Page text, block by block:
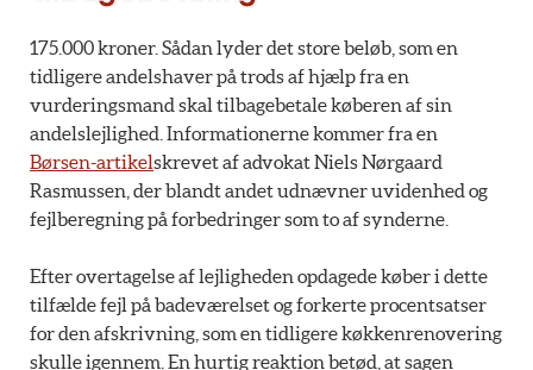
175.000 kroner. Sådan lyder det store beløb, som en
tidligere andelshaver på trods af hjælp fra en
vurderingsmand skal tilbagebetale køberen af sin
andelslejlighed. Informationerne kommer fra en
Børsen-artikelskrevet af advokat Niels Nørgaard
Rasmussen, der blandt andet udnævner uvidenhed og
fejlberegning på forbedringer som to af synderne.
Efter overtagelse af lejligheden opdagede køber i dette
tilfælde fejl på badeværelset og forkerte procentsatser
for den afskrivning, som en tidligere køkkenrenovering
skulle igennem. En hurtig reaktion betød, at sagen